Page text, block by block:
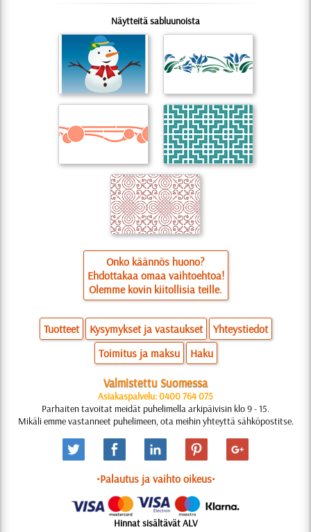
Näytteitä sabluunoista
Onko käännös huono?
Ehdottakaa omaa vaihtoehtoa!
Olemme kovin kiitollisia teille.
Tuotteet Kysymykset ja vastaukset
Yhteystiedot
Toimitus ja maksu
Haku
Valmistettu Suomessa
Asiakaspalvelu: 0400 764 075
Parhaiten tavoitat meidät puhelimella arkipäivisin klo 9 - 15.
Mikäli emme vastanneet puhelimeen, ota meihin yhteyttä sähköpostitse.
•Palautus ja vaihto oikeus•
Hinnat sisältävät ALV